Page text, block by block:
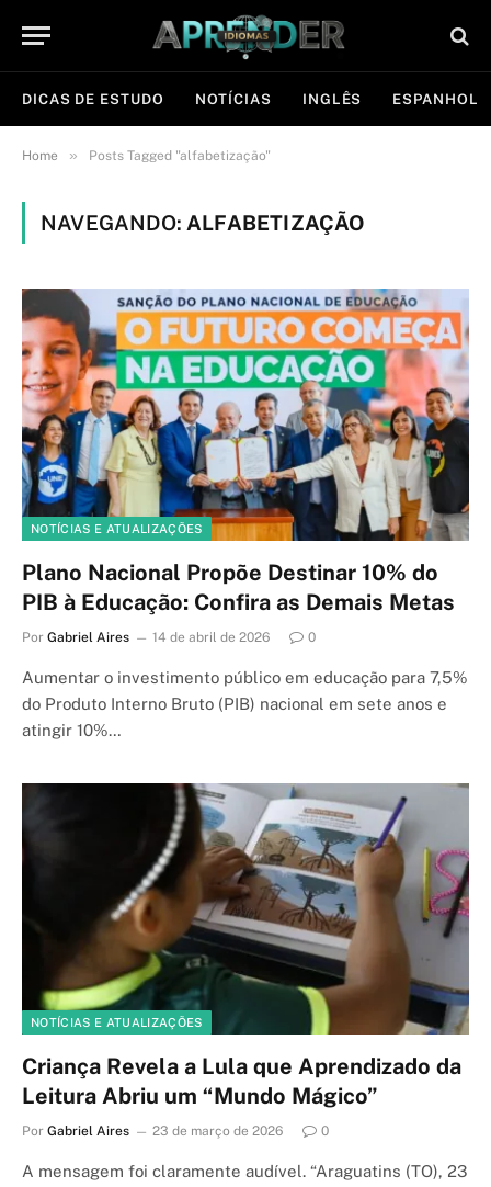
DICAS DE ESTUDO NOTÍCIAS INGLÊS ESPANHOL
Home » Posts Tagged "alfabetização"
NAVEGANDO: ALFABETIZAÇÃO
NOTÍCIAS E ATUALIZAÇÕES
Plano Nacional Propõe Destinar 10% do
PIB à Educação: Confira as Demais Metas
Por Gabriel Aires 14 de abril de 2026 0
Aumentar o investimento público em educação para 7,5%
do Produto Interno Bruto (PIB) nacional em sete anos e
atingir 10%…
NOTÍCIAS E ATUALIZAÇÕES
Criança Revela a Lula que Aprendizado da
Leitura Abriu um “Mundo Mágico”
Por Gabriel Aires 23 de março de 2026 0
A mensagem foi claramente audível. “Araguatins (TO), 23